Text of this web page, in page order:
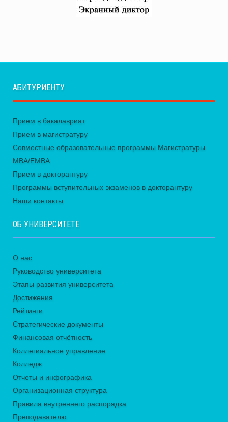
АБИТУРИЕНТУ
Прием в бакалавриат
Прием в магистратуру
Совместные образовательные программы Магистратуры
MBA/EMBA
Прием в докторантуру
Программы вступительных экзаменов в докторантуру
Наши контакты
ОБ УНИВЕРСИТЕТЕ
О нас
Руководство университета
Этапы развития университета
Достижения
Рейтинги
Стратегические документы
Финансовая отчётность
Коллегиальное управление
Колледж
Отчеты и инфографика
Организационная структура
Правила внутреннего распорядка
Преподавателю